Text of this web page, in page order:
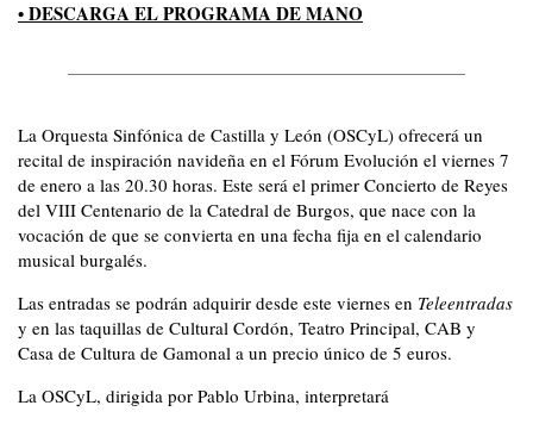
• DESCARGA EL PROGRAMA DE MANO
La Orquesta Sinfónica de Castilla y León (OSCyL) ofrecerá un
recital de inspiración navideña en el Fórum Evolución el viernes 7
de enero a las 20.30 horas. Este será el primer Concierto de Reyes
del VIII Centenario de la Catedral de Burgos, que nace con la
vocación de que se convierta en una fecha fija en el calendario
musical burgalés.
Las entradas se podrán adquirir desde este viernes en Teleentradas
y en las taquillas de Cultural Cordón, Teatro Principal, CAB y
Casa de Cultura de Gamonal a un precio único de 5 euros.
La OSCyL, dirigida por Pablo Urbina, interpretará